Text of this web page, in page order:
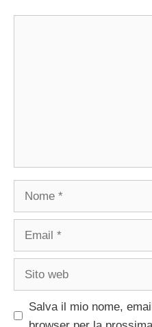
Nome
Email
Sito
Salva il mio nome,